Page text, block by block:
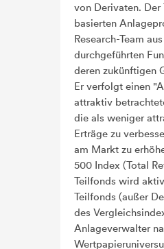
von Derivaten. Der
basierten
Research-Team
durchgeführten
deren zukünftigen
Er verfolgt einen
attraktiv
die als weniger
Erträge zu
am Markt zu
500 Index (Total
Teilfonds wird
Teilfonds (außer
des
Anlageverwalter